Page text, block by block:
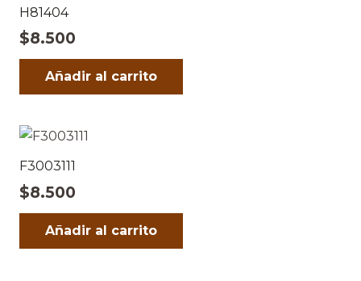
H81404
$8.500
Añadir al carrito
F3003111
$8.500
Añadir al carrito